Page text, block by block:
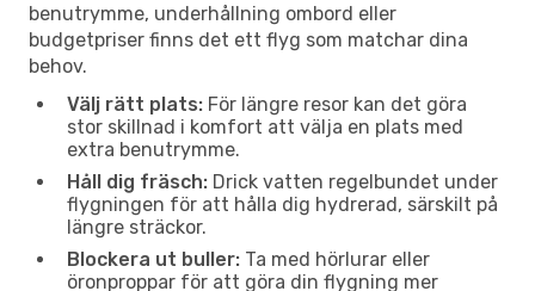
benutrymme, underhållning ombord eller
budgetpriser finns det ett flyg som matchar dina
behov.
Välj rätt plats: För längre resor kan det göra
stor skillnad i komfort att välja en plats med
extra benutrymme.
Håll dig fräsch: Drick vatten regelbundet under
flygningen för att hålla dig hydrerad, särskilt på
längre sträckor.
Blockera ut buller: Ta med hörlurar eller
öronproppar för att göra din flygning mer